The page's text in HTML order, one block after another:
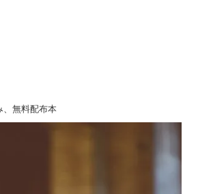
、無料配布本